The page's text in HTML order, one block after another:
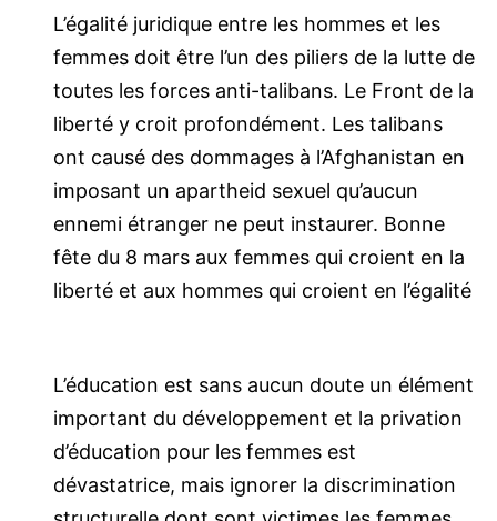
L’égalité juridique entre les hommes et les
femmes doit être l’un des piliers de la lutte de
toutes les forces anti-talibans. Le Front de la
liberté y croit profondément. Les talibans
ont causé des dommages à l’Afghanistan en
imposant un apartheid sexuel qu’aucun
ennemi étranger ne peut instaurer. Bonne
fête du 8 mars aux femmes qui croient en la
liberté et aux hommes qui croient en l’égalité
L’éducation est sans aucun doute un élément
important du développement et la privation
d’éducation pour les femmes est
dévastatrice, mais ignorer la discrimination